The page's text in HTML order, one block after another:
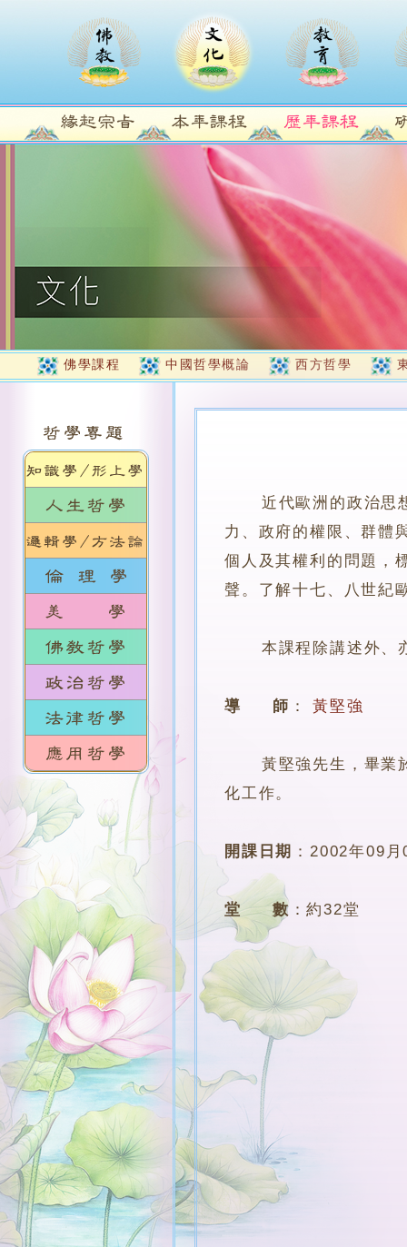
佛學課程 中國哲學概論 西方哲學
近代歐洲的政治思
力、政府的權限、群體
個人及其權利的問題，
聲。了解十七、八世紀
本課程除講述外、亦
導 師 ： 黃堅強
黃堅強先生，畢業於
化工作。
開課日期 ：2002年09月
堂 數 ：約32堂